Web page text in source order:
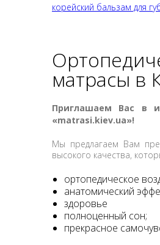
корейский бальзам для
матрасы в
Приглашаем Вас в
«matrasi.kiev.ua»!
Мы предлагаем Вам
высокого качества,
ортопедическое
анатомический
здоровье
полноценный сон;
прекрасное